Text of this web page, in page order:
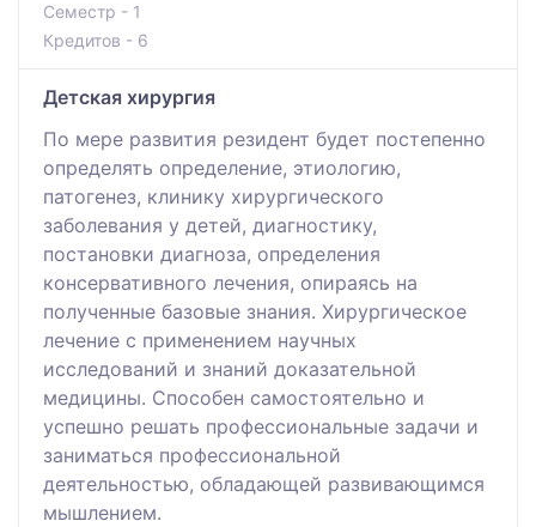
Семестр - 1
Кредитов - 6
Детская хирургия
По мере развития резидент будет постепенно
определять определение, этиологию,
патогенез, клинику хирургического
заболевания у детей, диагностику,
постановки диагноза, определения
консервативного лечения, опираясь на
полученные базовые знания. Хирургическое
лечение с применением научных
исследований и знаний доказательной
медицины. Способен самостоятельно и
успешно решать профессиональные задачи и
заниматься профессиональной
деятельностью, обладающей развивающимся
мышлением.